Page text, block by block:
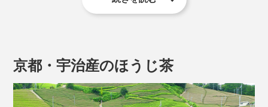
京都・宇治産のほうじ茶